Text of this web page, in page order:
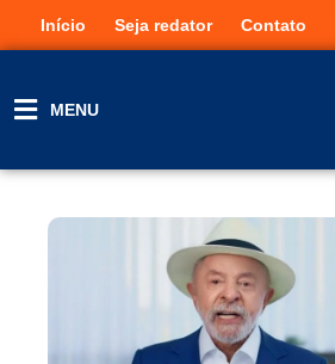
Início Seja redator Contato
MENU